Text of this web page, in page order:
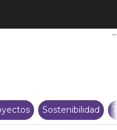
centros de datos
Sostenibilidad